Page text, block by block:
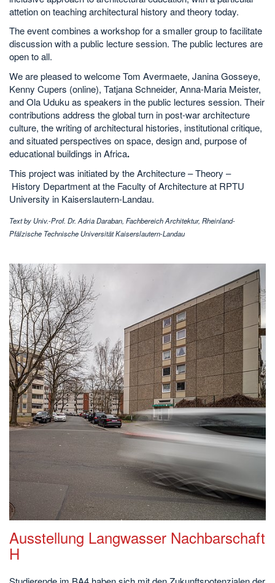
attetion on teaching architectural history and theory today.
The event combines a workshop for a smaller group to facilitate
discussion with a public lecture session. The public lectures are
open to all.
We are pleased to welcome Tom Avermaete, Janina Gosseye,
Kenny Cupers (online), Tatjana Schneider, Anna-Maria Meister,
and Ola Uduku as speakers in the public lectures session. Their
contributions address the global turn in post-war architecture
culture, the writing of architectural histories, institutional critique,
and situated perspectives on space, design and, purpose of
educational buildings in Africa.
This project was initiated by the Architecture – Theory –
History Department at the Faculty of Architecture at RPTU
University in Kaiserslautern-Landau.
Text by Univ.-Prof. Dr. Adria Daraban, Fachbereich Architektur, Rheinland-
Pfälzische Technische Universität Kaiserslautern-Landau
Ausstellung Langwasser Nachbarschaft
H